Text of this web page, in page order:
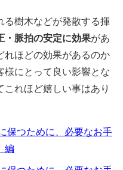
る樹木などが発散する揮
・脈拍の安定に効果があ
れほどの効果があるのか
様にとって良い影響とな
れほど嬉しい事はあり
保つために、必要なお手
編